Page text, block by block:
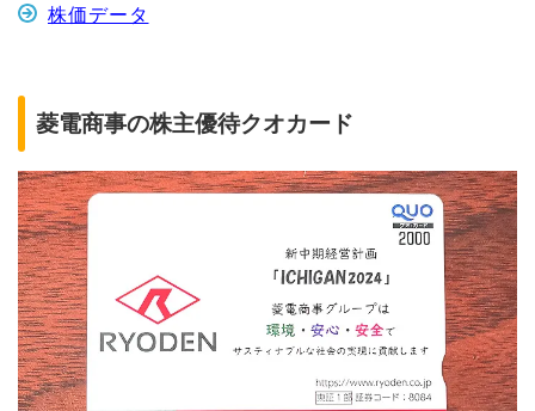
株価データ
菱電商事の株主優待クオカード